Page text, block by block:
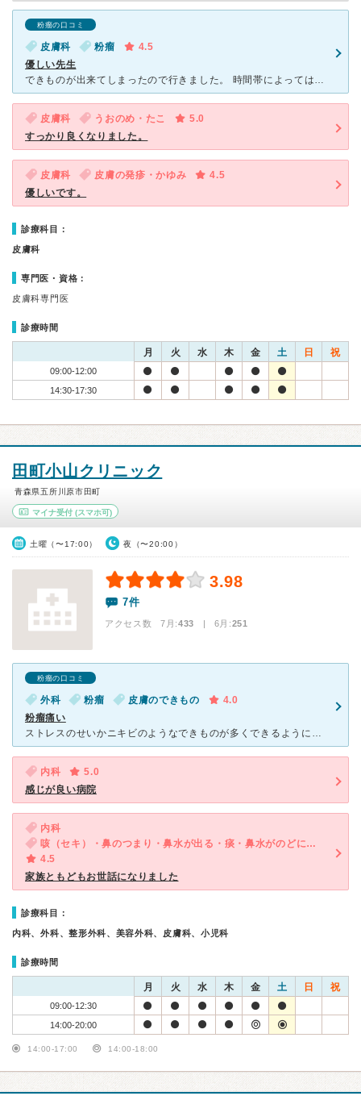
粉瘤の口コミ
皮膚科 粉瘤
4.5
優しい先生
できものが出来てしまったので行きました。 時間帯によっては駐車場がいっぱいで診察を待っている人も待合室にたくさんいたりもしましたが空いているときはスムーズに診察に進むことが出来ます。 比較的午後に
皮膚科 うおのめ・たこ
5.0
すっかり良くなりました。
皮膚科 皮膚の発疹・かゆみ
4.5
優しいです。
診療科目：
皮膚科
専門医・資格：
皮膚科専門医
診療時間
月 火 水 木 金 土 日 祝
09:00-12:00
14:30-17:30
田町小山クリニック
青森県五所川原市田町
マイナ受付 (スマホ可)
土曜（〜17:00） 夜（〜20:00）
3.98
7件
アクセス数 7月:433 | 6月:251
粉瘤の口コミ
外科 粉瘤 皮膚のできもの
4.0
粉瘤痛い
ストレスのせいかニキビのようなできものが多くできるようになって、仕事が忙しくなかなか病院にいけず、かなり痛くなってから受診しました。そこで粉瘤と分かったのですが、膿をだしきればいいといわれましたが、結
内科
5.0
感じが良い病院
内科
咳（セキ）・鼻のつまり・鼻水が出る・痰・鼻水がのどに流れる・後鼻漏
4.5
家族ともどもお世話になりました
診療科目：
内科、外科、整形外科、美容外科、皮膚科、小児科
診療時間
月 火 水 木 金 土 日 祝
09:00-12:30
14:00-20:00
14:00-17:00 14:00-18:00